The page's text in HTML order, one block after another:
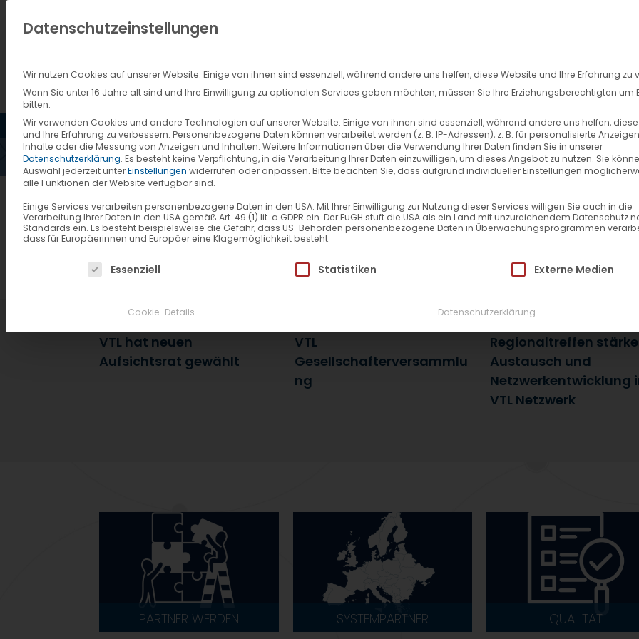
HOME AKTUELLES VTL DIENSTLEISTUNGEN SYSTEMPARTNER
QM-HOUSE-OF-QUALITY-
QM-House-of-Quality-2020
VTL hat neuen
Aufsichtsrat gewählt
VTL
Gesellschafterversammlu
ng
25. Juni 2026
Regionaltreffen
Austausch und
Netzwerkentwicklung
VTL Netzwerk
PARTNER WERDEN SYSTEMPARTNER QUALITÄT
Datenschutzeinstellungen
Wir nutzen Cookies auf unserer Website. Einige von ihnen sind essenziell, während andere uns helfen, diese Website und Ihre Erfahrung zu
Wenn Sie unter 16 Jahre alt sind und Ihre Einwilligung zu optionalen Services geben möchten, müssen Sie Ihre Erziehungsberechtigten um
bitten.
Wir verwenden Cookies und andere Technologien auf unserer Website. Einige von ihnen sind essenziell, während andere uns helfen,
und Ihre Erfahrung zu verbessern. Personenbezogene Daten können verarbeitet werden (z. B. IP-Adressen), z. B. für personalisierte
Inhalte oder die Messung von Anzeigen und Inhalten. Weitere Informationen über die Verwendung Ihrer Daten finden Sie in unserer
Datenschutzerklärung. Es besteht keine Verpflichtung, in die Verarbeitung Ihrer Daten einzuwilligen, um dieses Angebot zu nutzen. Sie
Auswahl jederzeit unterEinstellungen widerrufen oder anpassen. Bitte beachten Sie, dass aufgrund individueller Einstellungen
alle Funktionen der Website verfügbar sind.
Einige Services verarbeiten personenbezogene Daten in den USA. Mit Ihrer Einwilligung zur Nutzung dieser Services willigen Sie auch in die
Verarbeitung Ihrer Daten in den USA gemäß Art. 49 (1) lit. a GDPR ein. Der EuGH stuft die USA als ein Land mit unzureichendem Datenschutz
Standards ein. Es besteht beispielsweise die Gefahr, dass US-Behörden personenbezogene Daten in Überwachungsprogrammen
dass für Europäerinnen und Europäer eine Klagemöglichkeit besteht.
Es folgt eine Liste der Service-Gruppen, für die eine Einwilligung erteilt werden
Essenziell Statistiken Externe Medien
Cookie-Details Datenschutzerklärung